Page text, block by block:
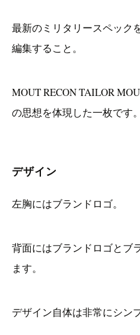
最新のミリタリースペック
編集すること。
MOUT RECON TAILOR
の思想を体現した一枚です。
デザイン
左胸にはブランドロゴ。
背面にはブランドロゴとブ
ます。
デザイン自体は非常にシン